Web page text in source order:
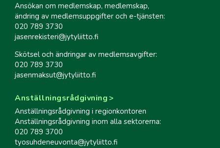
Ansökan om medlemskap, medlemskap,
ändring av medlemsuppgifter och e-tjänsten:
020 789 3730
jasenrekisteri@jytyliitto.fi
Skötsel och ändringar av medlemsavgifter:
020 789 3730
jasenmaksut@jytyliitto.fi
Anställningsrådgivning
Anställningsrådgivning i regionkontoren
Anställningsrådgivning inom alla sektorerna:
020 789 3700
tyosuhdeneuvonta@jytyliitto.fi